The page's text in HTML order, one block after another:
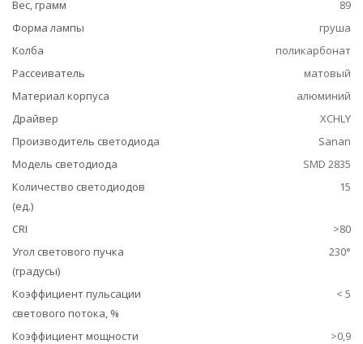
Вес, грамм
89
Форма лампы
груша
Колба
поликарбонат
Рассеиватель
матовый
Материал корпуса
алюминий
Драйвер
XCHLY
Производитель светодиода
Sanan
Модель светодиода
SMD 2835
Количество светодиодов
(ед.)
15
CRI
>80
Угол светового пучка
(градусы)
230°
Коэффициент пульсации
светового потока, %
< 5
Коэффициент мощности
>0,9